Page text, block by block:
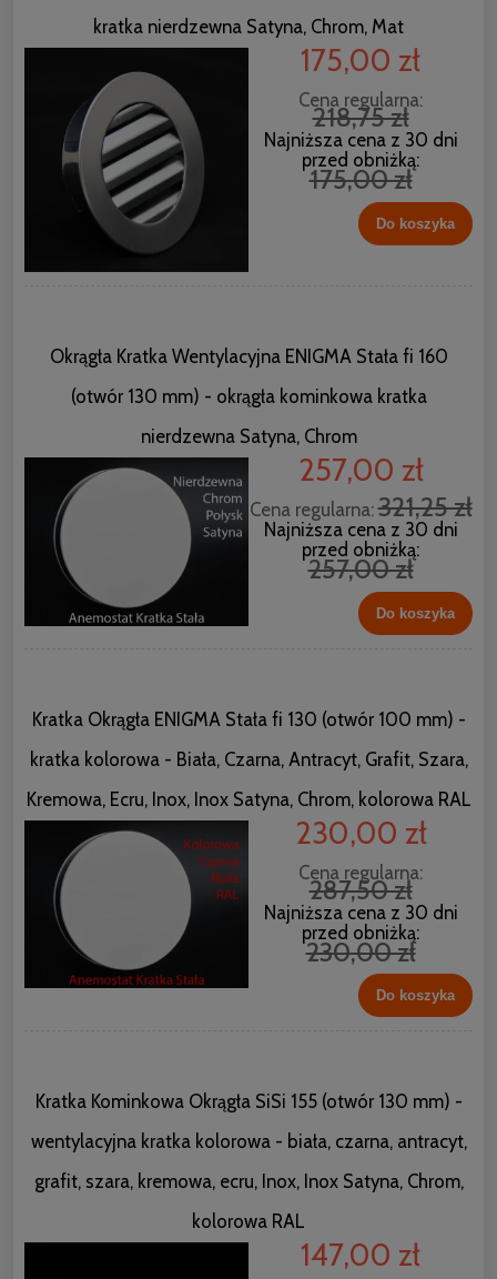
kratka nierdzewna Satyna, Chrom, Mat
175,00 zł
Cena regularna:
218,75 zł
Najniższa cena z 30 dni
przed obniżką:
175,00 zł
Do koszyka
Okrągła Kratka Wentylacyjna ENIGMA Stała fi 160
(otwór 130 mm) - okrągła kominkowa kratka
nierdzewna Satyna, Chrom
257,00 zł
Cena regularna:321,25 zł
Najniższa cena z 30 dni
przed obniżką:
257,00 zł
Do koszyka
Kratka Okrągła ENIGMA Stała fi 130 (otwór 100 mm) -
kratka kolorowa - Biała, Czarna, Antracyt, Grafit, Szara,
Kremowa, Ecru, Inox, Inox Satyna, Chrom, kolorowa RAL
230,00 zł
Cena regularna:
287,50 zł
Najniższa cena z 30 dni
przed obniżką:
230,00 zł
Do koszyka
Kratka Kominkowa Okrągła SiSi 155 (otwór 130 mm) -
wentylacyjna kratka kolorowa - biała, czarna, antracyt,
grafit, szara, kremowa, ecru, Inox, Inox Satyna, Chrom,
kolorowa RAL
147,00 zł